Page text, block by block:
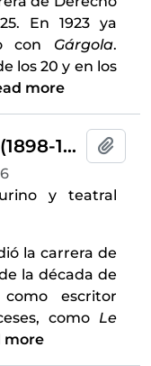
En 1923 ya
con Gárgola.
los 20 y en los
more
Díaz-Cañabate, Antonio (1898-1980)
y teatral
la carrera de
la década de
escritor
como Le
more